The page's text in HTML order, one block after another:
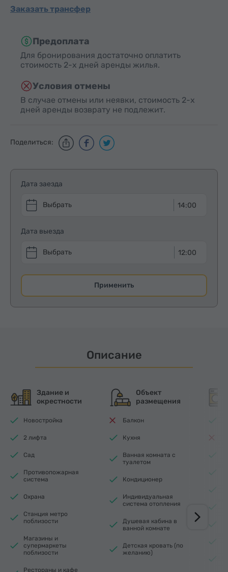
Заказать трансфер
Предоплата
Для бронирования достаточно оплатить
стоимость 2-х дней аренды жилья.
Условия отмены
В случае отмены или неявки, стоимость 2-х
дней аренды возврату не подлежит.
Поделиться:
Дата заезда
14:00
Дата выезда
12:00
Применить
Описание
Здание и
окрестности
Новостройка
2 лифта
Сад
Противопожарная
система
Охрана
Станция метро
поблизости
Магазины и
супермаркеты
поблизости
Рестораны и кафе
Объект
размещения
Балкон
Кухня
Ванная комната с
туалетом
Кондиционер
Индивидуальная
система отопления
Душевая кабина в
ванной комнате
Детская кровать (по
желанию)